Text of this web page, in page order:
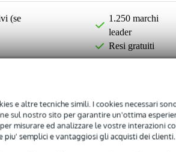
e altre tecniche simili. I cookies necessari
sul nostro sito per garantire un'ottima
misurare ed analizzare le vostre interazioni
semplici e vantaggiosi gli acquisti dei clienti.
(se
1.250 marchi
leader
Resi gratuiti